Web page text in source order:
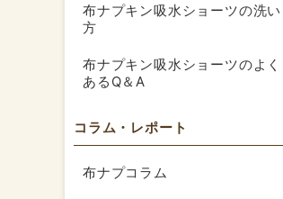
布ナプキン吸水ショーツの洗い
方
布ナプキン吸水ショーツのよく
あるQ＆A
コラム・レポート
布ナプコラム